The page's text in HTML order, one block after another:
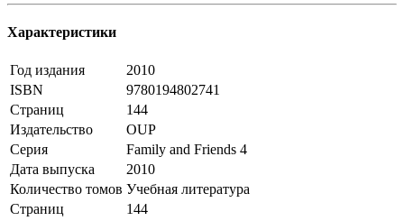
Характеристики
Год издания
2010
ISBN
9780194802741
Страниц
144
Издательство
OUP
Серия
Family and Friends 4
Дата выпуска
2010
Количество томов Учебная литература
Страниц
144